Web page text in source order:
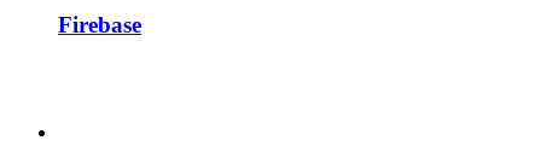
Firebase